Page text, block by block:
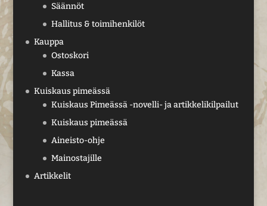
Säännöt
Hallitus & toimihenkilöt
Kauppa
Ostoskori
Kassa
Kuiskaus pimeässä
Kuiskaus Pimeässä -novelli- ja artikkelikilpailut
Kuiskaus pimeässä
Aineisto-ohje
Mainostajille
Artikkelit